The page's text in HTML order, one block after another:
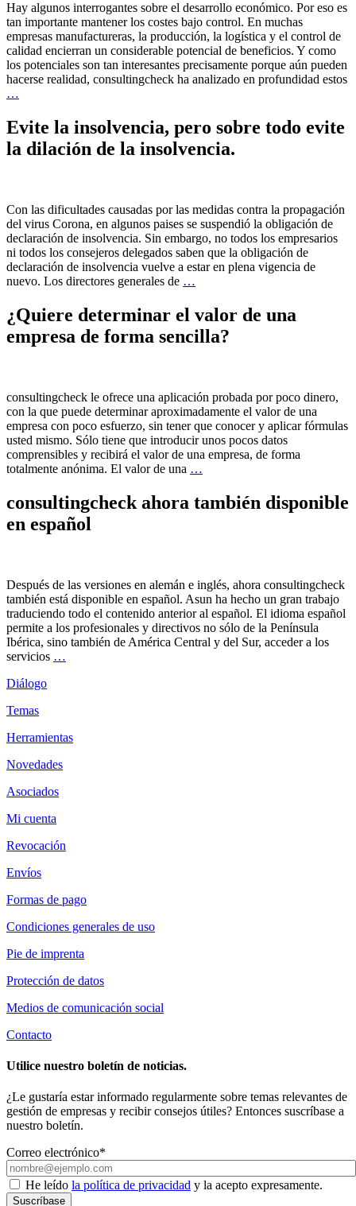
Hay algunos interrogantes sobre el desarrollo económico. Por eso es
tan importante mantener los costes bajo control. En muchas
empresas manufactureras, la producción, la logística y el control de
calidad encierran un considerable potencial de beneficios. Y como
los potenciales son tan interesantes precisamente porque aún pueden
hacerse realidad, consultingcheck ha analizado en profundidad estos
…
Evite la insolvencia, pero sobre todo evite
la dilación de la insolvencia.
Con las dificultades causadas por las medidas contra la propagación
del virus Corona, en algunos paises se suspendió la obligación de
declaración de insolvencia. Sin embargo, no todos los empresarios
ni todos los consejeros delegados saben que la obligación de
declaración de insolvencia vuelve a estar en plena vigencia de
nuevo. Los directores generales de …
¿Quiere determinar el valor de una
empresa de forma sencilla?
consultingcheck le ofrece una aplicación probada por poco dinero,
con la que puede determinar aproximadamente el valor de una
empresa con poco esfuerzo, sin tener que conocer y aplicar fórmulas
usted mismo. Sólo tiene que introducir unos pocos datos
comprensibles y recibirá el valor de una empresa, de forma
totalmente anónima. El valor de una …
consultingcheck ahora también disponible
en español
Después de las versiones en alemán e inglés, ahora consultingcheck
también está disponible en español. Asun ha hecho un gran trabajo
traduciendo todo el contenido anterior al español. El idioma español
permite a los profesionales y directivos no sólo de la Península
Ibérica, sino también de América Central y del Sur, acceder a los
servicios …
Diálogo
Temas
Herramientas
Novedades
Asociados
Mi cuenta
Revocación
Envíos
Formas de pago
Condiciones generales de uso
Pie de imprenta
Protección de datos
Medios de comunicación social
Contacto
Utilice nuestro boletín de noticias.
¿Le gustaría estar informado regularmente sobre temas relevantes de
gestión de empresas y recibir consejos útiles? Entonces suscríbase a
nuestro boletín.
Correo electrónico*
He leído la política de privacidad y la acepto expresamente.
Suscríbase